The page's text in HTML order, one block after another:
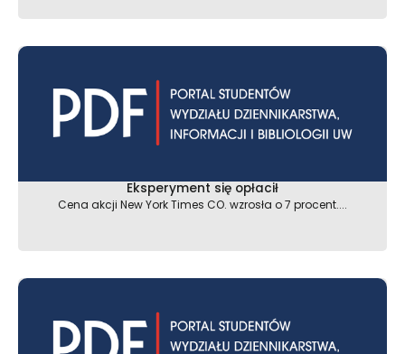
Eksperyment się opłacił
Cena akcji New York Times CO. wzrosła o 7 procent....